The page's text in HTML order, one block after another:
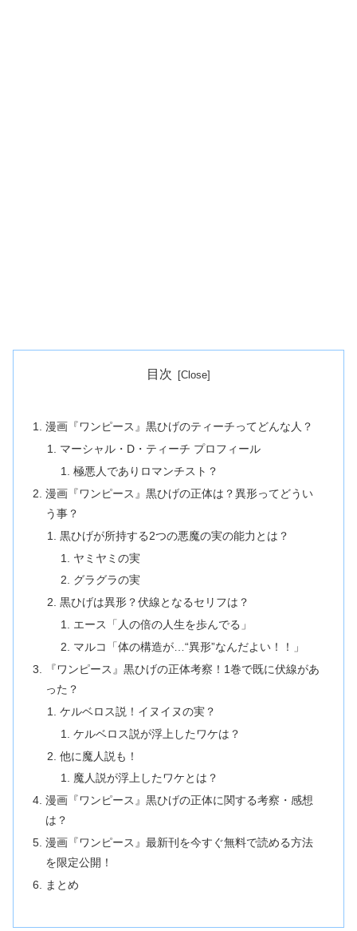
目次
漫画『ワンピース』黒ひげのティーチってどんな人？
マーシャル・D・ティーチ プロフィール
極悪人でありロマンチスト？
漫画『ワンピース』黒ひげの正体は？異形ってどうい
う事？
黒ひげが所持する2つの悪魔の実の能力とは？
ヤミヤミの実
グラグラの実
黒ひげは異形？伏線となるセリフは？
エース「人の倍の人生を歩んでる」
マルコ「体の構造が…“異形”なんだよい！！」
『ワンピース』黒ひげの正体考察！1巻で既に伏線があ
った？
ケルベロス説！イヌイヌの実？
ケルベロス説が浮上したワケは？
他に魔人説も！
魔人説が浮上したワケとは？
漫画『ワンピース』黒ひげの正体に関する考察・感想
は？
漫画『ワンピース』最新刊を今すぐ無料で読める方法
を限定公開！
まとめ